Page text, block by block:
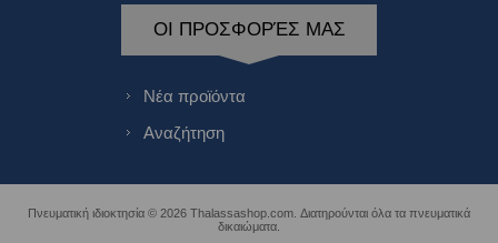
ΟΙ ΠΡΟΣΦΟΡΈΣ ΜΑΣ
Νέα προϊόντα
Αναζήτηση
Πνευματική ιδιοκτησία © 2026 Thalassashop.com. Διατηρούνται όλα τα πνευματικά
δικαιώματα.